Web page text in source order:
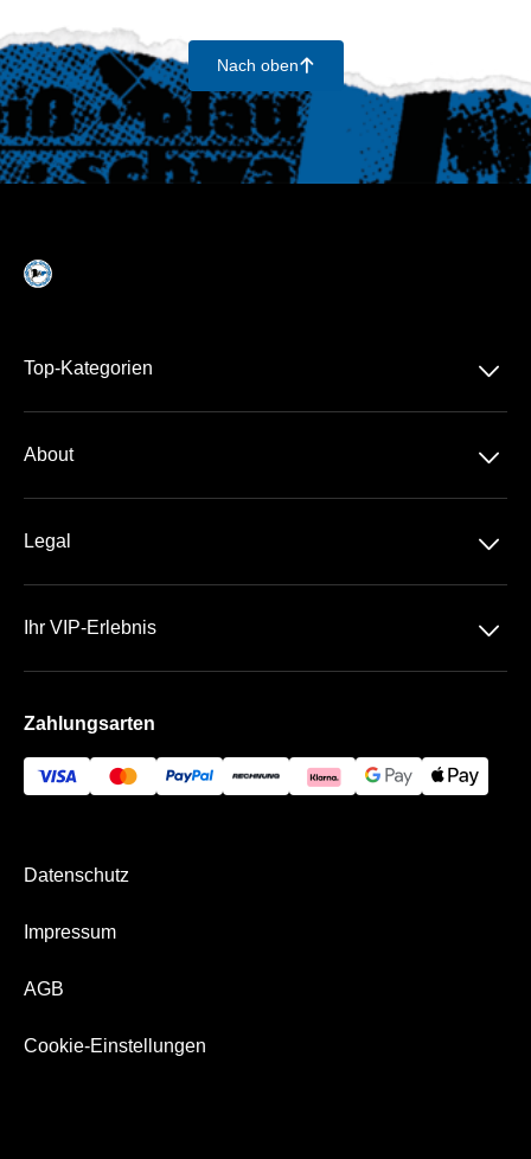
Nach oben􀄨
Top-Kategorien 􀆈
DFB-Pokal
About 􀆈
Team
Legal 􀆈
Ihr VIP-Erlebnis 􀆈
Zahlungsarten
Datenschutz
Impressum
AGB
Cookie-Einstellungen